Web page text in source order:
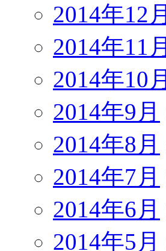
2014年12月
2014年11月
2014年10月
2014年9月
2014年8月
2014年7月
2014年6月
2014年5月